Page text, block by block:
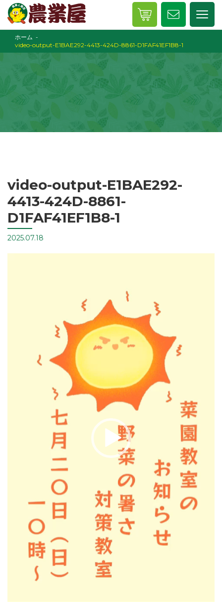
ホーム
video-output-E1BAE292-4413-424D-8861-D1FAF41EF1B8-1
video-output-E1BAE292-
4413-424D-8861-
D1FAF41EF1B8-1
2025.07.18